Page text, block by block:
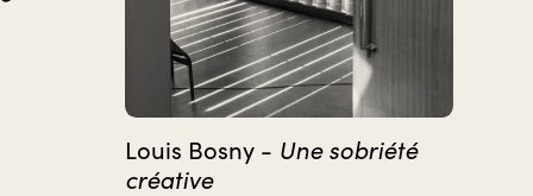
Louis Bosny - Une sobriété
créative